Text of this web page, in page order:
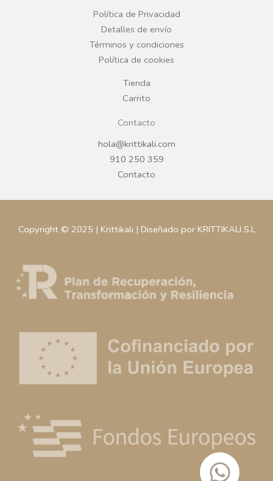
o
k
r
a
Política de Privacidad
Detalles de envío
Términos y condiciones
Política de cookies
Tienda
Carrito
Contacto
hola@krittikali.com
910 250 359
Contacto
Copyright © 2025 | Krittikali | Diseñado por KRITTIKALI S.L